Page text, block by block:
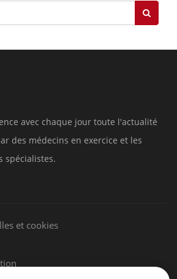
avec chaque jour toute l'actualité
des médecins en exercice et les
spécialistes.
et cookies